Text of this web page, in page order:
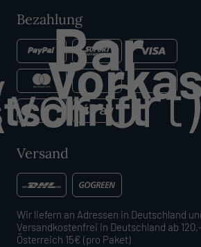
Bezahlung
Versand
Wir liefern an Adressen in Deutschland
Versandkostenfrei in Deutschland ab
Österreich 15€ (pro Paket)